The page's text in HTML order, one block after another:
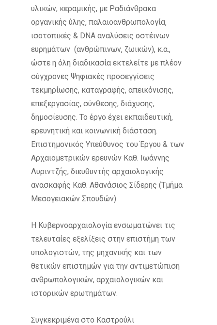
υλικών, κεραμικής, με Ραδιάνθρακα
οργανικής ύλης, παλαιοανθρωπολογία,
ισοτοπικές & DNA αναλύσεις οστέινων
ευρημάτων (ανθρώπινων, ζωικών), κ.α.,
ώστε η όλη διαδικασία εκτελείτε με πλέον
σύγχρονες Ψηφιακές προσεγγίσεις
τεκμηρίωσης, καταγραφής, απεικόνισης,
επεξεργασίας, σύνθεσης, διάχυσης,
δημοσίευσης. Το έργο έχει εκπαιδευτική,
ερευνητική και κοινωνική διάσταση.
Επιστημονικός Υπεύθυνος του Έργου & των
Αρχαιομετρικών ερευνών Καθ. Ιωάννης
Λυριντζής, διευθυντής αρχαιολογικής
ανασκαφής Καθ. Αθανάσιος Σίδερης (Τμήμα
Μεσογειακών Σπουδών).
Η Κυβερνοαρχαιολογία ενσωματώνει τις
τελευταίες εξελίξεις στην επιστήμη των
υπολογιστών, της μηχανικής και των
θετικών επιστημών για την αντιμετώπιση
ανθρωπολογικών, αρχαιολογικών και
ιστορικών ερωτημάτων.
Συγκεκριμένα στο Καστρούλι